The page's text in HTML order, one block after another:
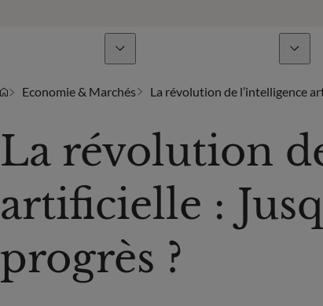
Economie & Marchés La révolution de l’intelligence
La révolution
artificielle :
progrès ?